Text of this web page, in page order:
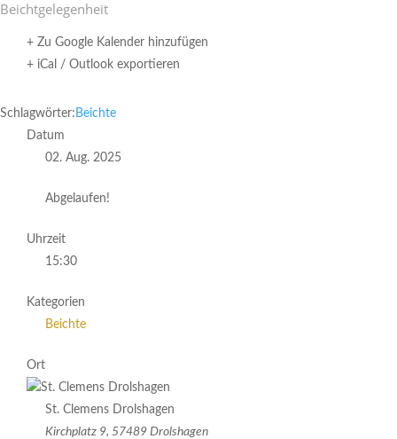
Beicht­ge­le­gen­heit
+ Zu Google Kalender hinzufügen
+ iCal / Outlook exportieren
Schlagwörter: Beichte
Datum
02. Aug. 2025
Abgelaufen!
Uhrzeit
15:30
Kategorien
Beichte
Ort
St. Clemens Drolshagen
Kirchplatz 9, 57489 Drolshagen